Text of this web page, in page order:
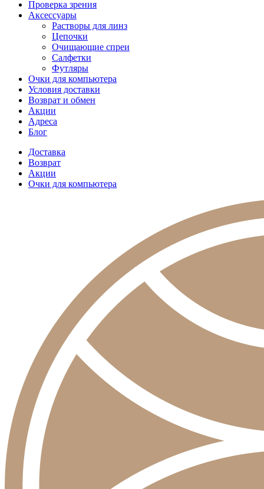
Проверка зрения
Аксессуары
Растворы для линз
Цепочки
Очищающие спреи
Салфетки
Футляры
Очки для компьютера
Условия доставки
Возврат и обмен
Акции
Адреса
Блог
Доставка
Возврат
Акции
Очки для компьютера